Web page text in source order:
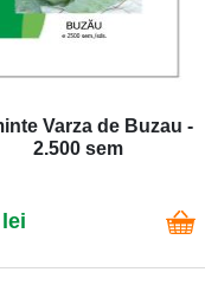
Varza de Buzau -
2.500 sem